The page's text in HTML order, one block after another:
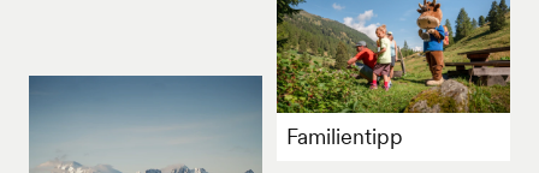
Familientipp